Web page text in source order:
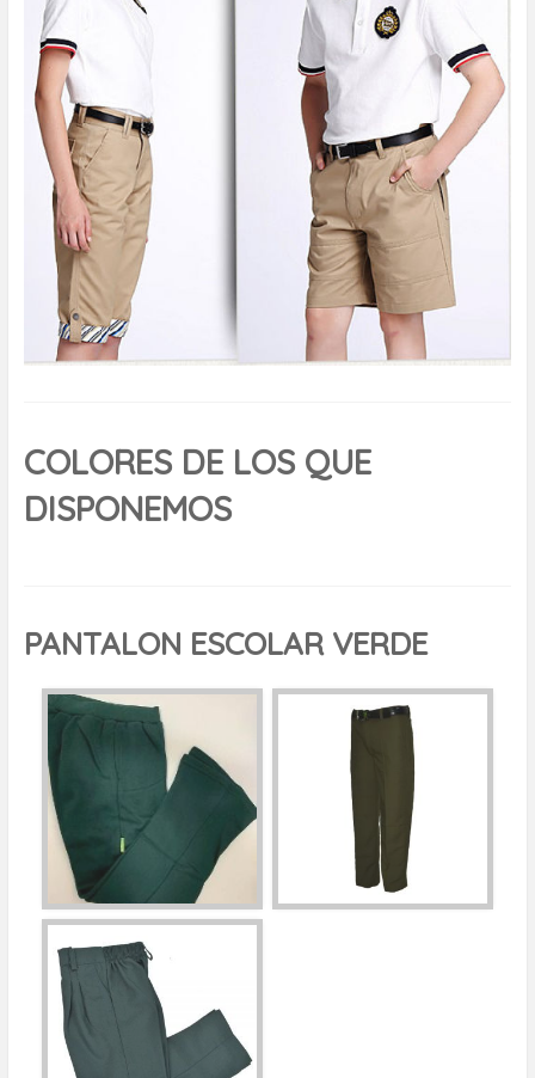
COLORES DE LOS QUE
DISPONEMOS
PANTALON ESCOLAR VERDE